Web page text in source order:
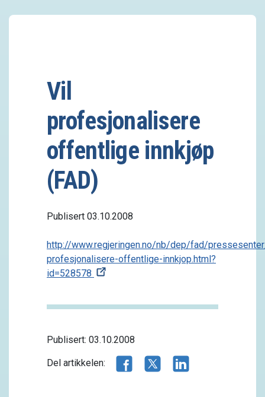
Vil
profesjonalisere
offentlige innkjøp
(FAD)
Publisert 03.10.2008
http://www.regjeringen.no/nb/dep/fad/
profesjonalisere-offentlige-innkjop.html?
id=528578
Publisert: 03.10.2008
Del artikkelen: Del artikkelen på Facebook
Del artikkelen på X.com